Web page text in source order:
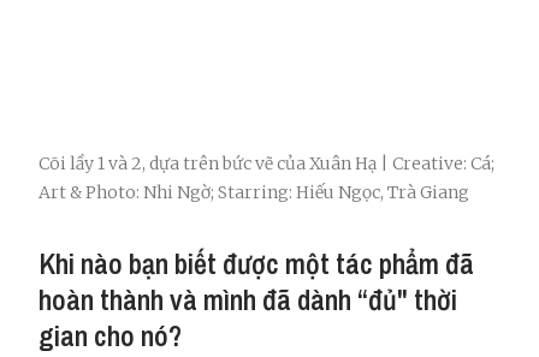
Cõi lầy 1 và 2, dựa trên bức vẽ của Xuân Hạ | Creative: Cá;
Art & Photo: Nhi Ngờ; Starring: Hiếu Ngọc, Trà Giang
Khi nào bạn biết được một tác phẩm đã
hoàn thành và mình đã dành “đủ" thời
gian cho nó?